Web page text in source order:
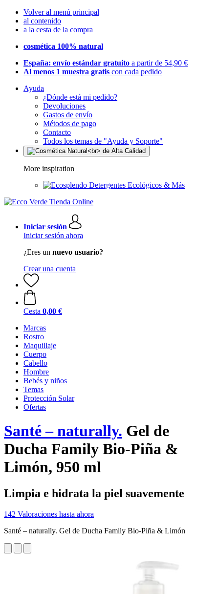
Volver al menú principal
al contenido
a la cesta de la compra
cosmética 100% natural
España: envío estándar gratuito a partir de 54,90 €
Al menos 1 muestra gratis con cada pedido
Ayuda
¿Dónde está mi pedido?
Devoluciones
Gastos de envío
Métodos de pago
Contacto
Todos los temas de "Ayuda y Soporte"
More inspiration
Detergentes Ecológicos & Más
Iniciar sesión
Iniciar sesión ahora
¿Eres un nuevo usuario?
Crear una cuenta
Cesta 0,00 €
Marcas
Rostro
Maquillaje
Cuerpo
Cabello
Hombre
Bebés y niños
Temas
Protección Solar
Ofertas
Santé – naturally. Gel de
Ducha Family Bio-Piña &
Limón, 950 ml
Limpia e hidrata la piel suavemente
142 Valoraciones hasta ahora
Santé – naturally. Gel de Ducha Family Bio-Piña & Limón